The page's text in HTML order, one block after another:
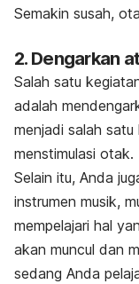
Semakin susah,
2. Dengarkan
Salah satu
adalah
menjadi salah
menstimulasi otak.
Selain itu, Anda
instrumen musik,
mempelajari hal
akan muncul dan
sedang Anda